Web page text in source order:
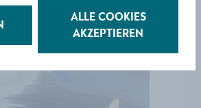
Dir Ewig leuchten. Erwin
ALLE COOKIES
AKZEPTIEREN